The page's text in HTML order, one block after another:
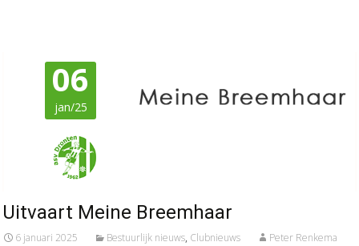
06
jan/25
Uitvaart Meine Breemhaar
6 januari 2025 Bestuurlijk nieuws, Clubnieuws Peter Renkema